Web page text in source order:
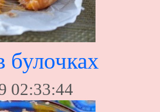
булочках
02:33:44